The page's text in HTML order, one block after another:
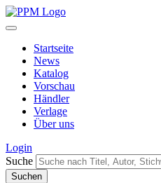
Startseite
News
Katalog
Vorschau
Händler
Verlage
Über uns
Login
Suche